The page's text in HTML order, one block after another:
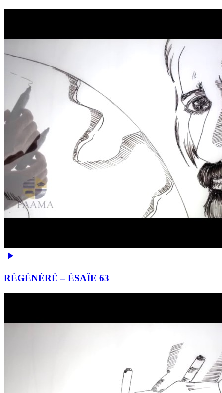
RÉGÉNÉRÉ – ÉSAÏE 63